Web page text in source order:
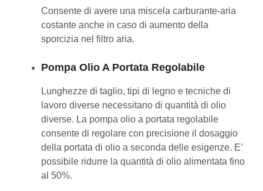
Consente di avere una miscela carburante-aria
costante anche in caso di aumento della
sporcizia nel filtro aria.
Pompa Olio A Portata Regolabile
Lunghezze di taglio, tipi di legno e tecniche di
lavoro diverse necessitano di quantità di olio
diverse. La pompa olio a portata regolabile
consente di regolare con precisione il dosaggio
della portata di olio a seconda delle esigenze. E’
possibile ridurre la quantità di olio alimentata fino
al 50%.